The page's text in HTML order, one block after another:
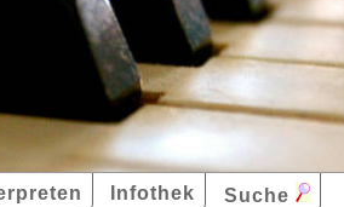
Infothek Suche